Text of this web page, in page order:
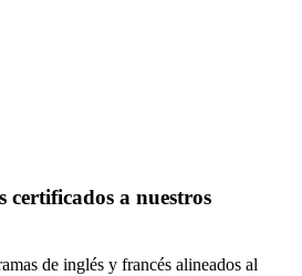
certificados a nuestros
de inglés y francés alineados al